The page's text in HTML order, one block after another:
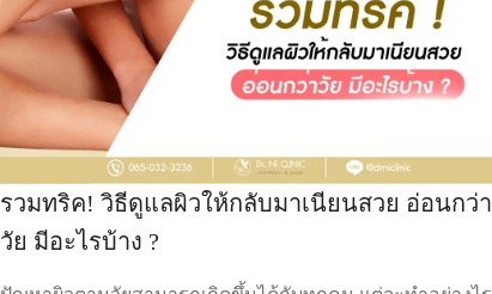
รวมทริค! วิธีดูแลผิวให้กลับมาเนียนสวย อ่อนกว่า
วัย มีอะไรบ้าง ?